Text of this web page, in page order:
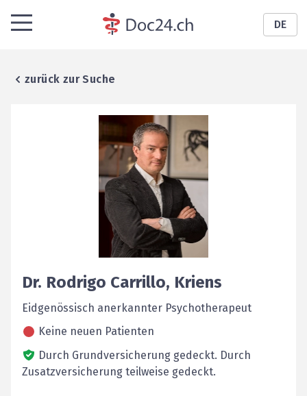
DE
zurück zur Suche
Dr. Rodrigo Carrillo, Kriens
Eidgenössisch anerkannter Psychotherapeut
Keine neuen Patienten
Durch Grundversicherung gedeckt. Durch
Zusatzversicherung teilweise gedeckt.